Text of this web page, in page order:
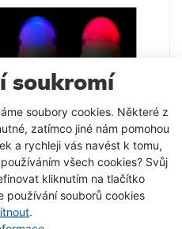
soukromí
soubory cookies. Některé z
zatímco jiné nám pomohou
a rychleji vás navést k tomu,
všech cookies? Svůj
kliknutím na tlačítko
používání souborů cookies
pohyblivá závaží
jack konektor odolný
barva 2048205 1
2048207 1 zelená
modrá, červená, zelená